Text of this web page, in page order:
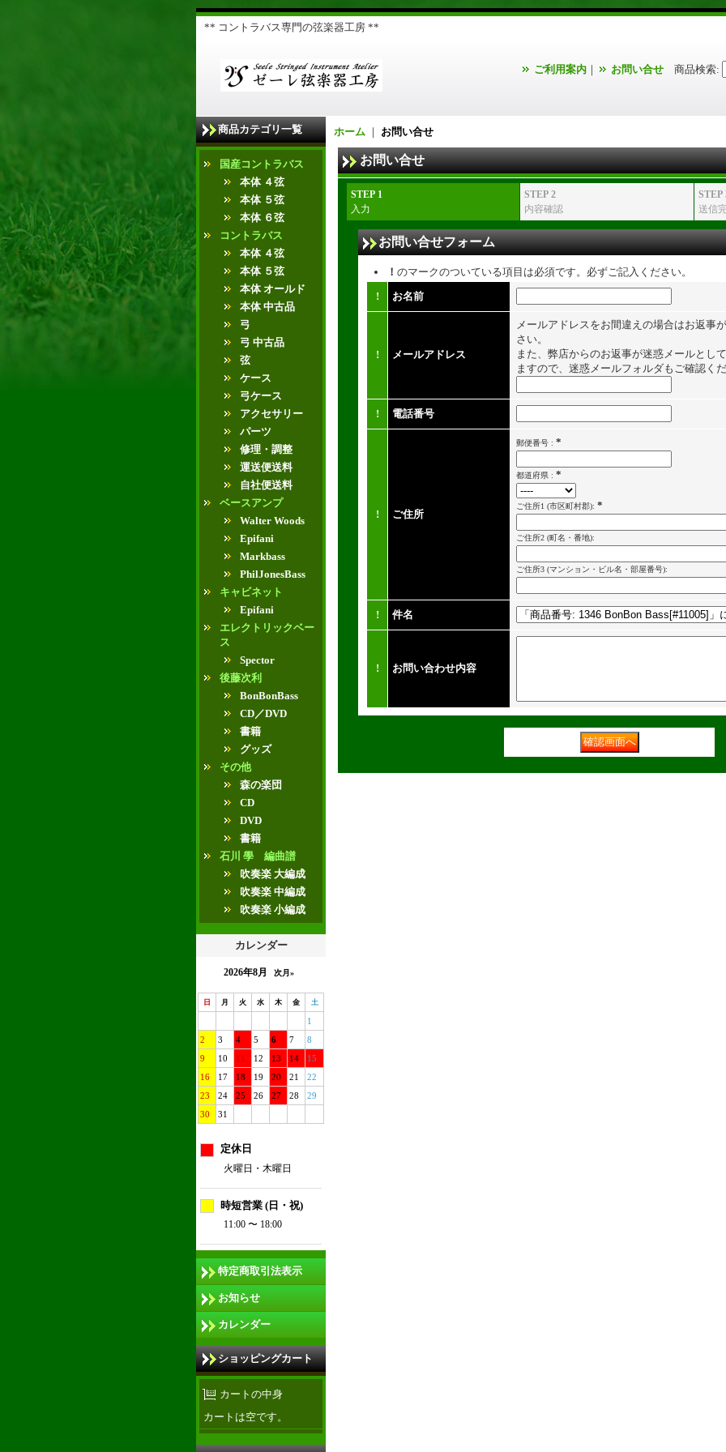
** コントラバス専門の弦楽器工房 **
ご利用案内 ｜ お問い合せ 商品検索:
商品カテゴリ一覧
国産コントラバス
本体 ４弦
本体 ５弦
本体 ６弦
コントラバス
本体 ４弦
本体 ５弦
本体 オールド
本体 中古品
弓
弓 中古品
弦
ケース
弓ケース
アクセサリー
パーツ
修理・調整
運送便送料
自社便送料
ベースアンプ
Walter Woods
Epifani
Markbass
PhilJonesBass
キャビネット
Epifani
エレクトリックベー
ス
Spector
後藤次利
BonBonBass
CD／DVD
書籍
グッズ
その他
森の楽団
CD
DVD
書籍
石川 學 編曲譜
吹奏楽 大編成
吹奏楽 中編成
吹奏楽 小編成
カレンダー
2026年8月 次月»
日 月 火 水 木 金 土
1
2
3 4 5 6 7
8
9
10 11 12 13 14
15
16
17 18 19 20 21
22
23
24 25 26 27 28
29
30
31
定休日
火曜日・木曜日
時短営業 (日・祝)
11:00 〜 18:00
特定商取引法表示
お知らせ
カレンダー
ショッピングカート
カートの中身
カートは空です。
ホーム ｜ お問い合せ
お問い合せ
STEP 1
入力
STEP 2
内容確認
STEP
送信
お問い合せフォーム
！ のマークのついている項目は必須です。必ずご記入ください。
!
お名前
! メールアドレス
メールアドレスをお間違えの場合はお返事
さい。
また、弊店からのお返事が迷惑メールとし
ますので、迷惑メールフォルダもご確認く
! 電話番号
! ご住所
郵便番号 : *
都道府県 : *
ご住所1 (市区町村郡): *
ご住所2 (町名・番地):
ご住所3 (マンション・ビル名・部屋番号):
! 件名
! お問い合わせ内容